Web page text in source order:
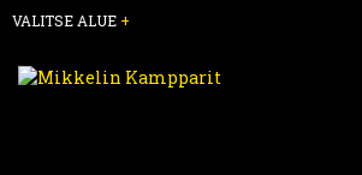
VALITSE ALUE +